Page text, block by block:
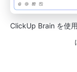
ClickUp Brain を使